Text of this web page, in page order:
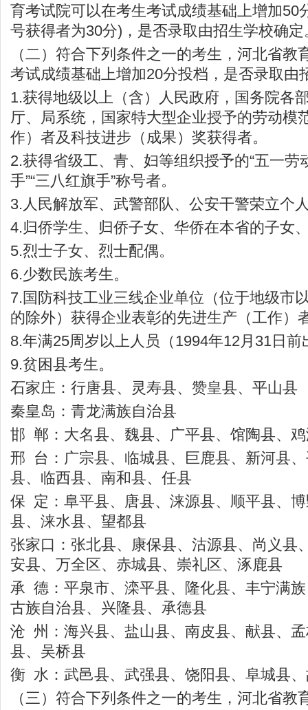
育考试院可以在考生考试成绩基础上增加50
号获得者为30分)，是否录取由招生学校确定
（二）符合下列条件之一的考生，河北省教
考试成绩基础上增加20分投档，是否录取由
1.获得地级以上（含）人民政府，国务院各
厅、局系统，国家特大型企业授予的劳动模
作）者及科技进步（成果）奖获得者。
2.获得省级工、青、妇等组织授予的“五一劳
手”“三八红旗手”称号者。
3.人民解放军、武警部队、公安干警荣立个
4.归侨学生、归侨子女、华侨在本省的子女
5.烈士子女、烈士配偶。
6.少数民族考生。
7.国防科技工业三线企业单位（位于地级市
的除外）获得企业表彰的先进生产（工作）
8.年满25周岁以上人员（1994年12月31日前
9.贫困县考生。
石家庄：行唐县、灵寿县、赞皇县、平山县
秦皇岛：青龙满族自治县
邯 郸：大名县、魏县、广平县、馆陶县、
邢 台：广宗县、临城县、巨鹿县、新河县
县、临西县、南和县、任县
保 定：阜平县、唐县、涞源县、顺平县、
县、涞水县、望都县
张家口：张北县、康保县、沽源县、尚义县
安县、万全区、赤城县、崇礼区、涿鹿县
承 德：平泉市、滦平县、隆化县、丰宁满
古族自治县、兴隆县、承德县
沧 州：海兴县、盐山县、南皮县、献县、
县、吴桥县
衡 水：武邑县、武强县、饶阳县、阜城县
（三）符合下列条件之一的考生，河北省教